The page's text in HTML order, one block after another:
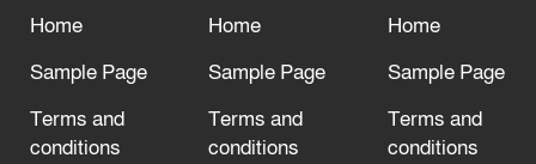
দরজা খোলা রেখেছেন
Home
Sample Page
Terms and
conditions
Home
Sample Page
Terms and
conditions
Home
Sample Page
Terms and
conditions